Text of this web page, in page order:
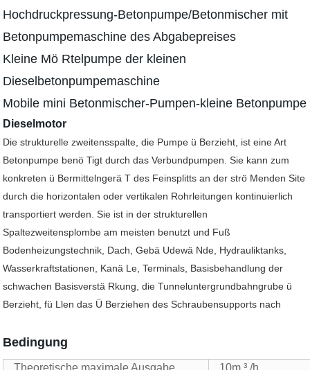
Hochdruckpressung-Betonpumpe/Betonmischer mit
Betonpumpemaschine des Abgabepreises
Kleine Mö Rtelpumpe der kleinen
Dieselbetonpumpemaschine
Mobile mini Betonmischer-Pumpen-kleine Betonpumpe
Dieselmotor
Die strukturelle zweitensspalte, die Pumpe ü Berzieht, ist eine Art
Betonpumpe benö Tigt durch das Verbundpumpen. Sie kann zum
konkreten ü Bermittelngerä T des Feinsplitts an der strö Menden Site
durch die horizontalen oder vertikalen Rohrleitungen kontinuierlich
transportiert werden. Sie ist in der strukturellen
Spaltezweitensplombe am meisten benutzt und Fuß
Bodenheizungstechnik, Dach, Gebä Udewä Nde, Hydrauliktanks,
Wasserkraftstationen, Kanä Le, Terminals, Basisbehandlung der
schwachen Basisverstä Rkung, die Tunneluntergrundbahngrube ü
Berzieht, fü Llen das Ü Berziehen des Schraubensupports nach
Bedingung
Theoretische maximale Ausgabe
10m ³ /h